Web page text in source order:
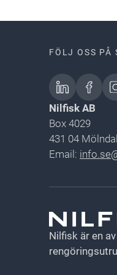
FÖLJ OSS PÅ
Nilfisk AB
Box 4029
431 04 Mölndal
Email:
Nilfisk är en